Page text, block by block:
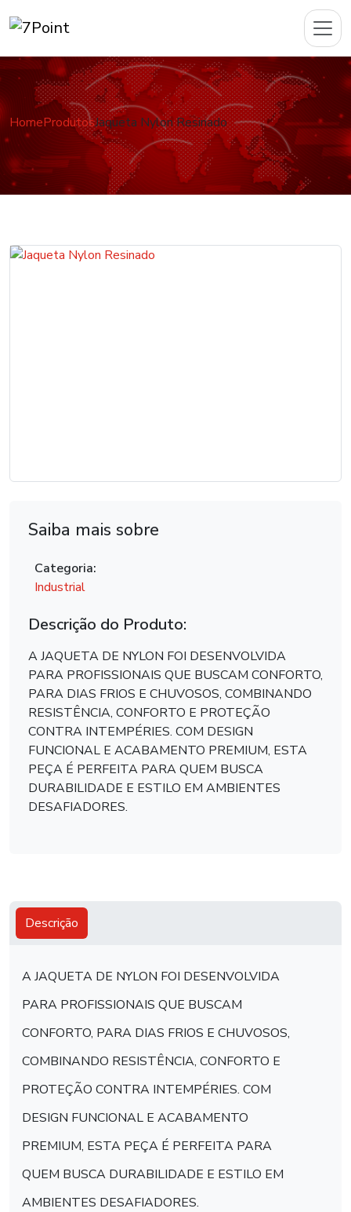
HomeProdutosJaqueta Nylon Resinado
Saiba mais sobre
Categoria:
Industrial
Descrição do Produto:
A JAQUETA DE NYLON FOI DESENVOLVIDA
PARA PROFISSIONAIS QUE BUSCAM CONFORTO,
PARA DIAS FRIOS E CHUVOSOS, COMBINANDO
RESISTÊNCIA, CONFORTO E PROTEÇÃO
CONTRA INTEMPÉRIES. COM DESIGN
FUNCIONAL E ACABAMENTO PREMIUM, ESTA
PEÇA É PERFEITA PARA QUEM BUSCA
DURABILIDADE E ESTILO EM AMBIENTES
DESAFIADORES.
Descrição
A JAQUETA DE NYLON FOI DESENVOLVIDA
PARA PROFISSIONAIS QUE BUSCAM
CONFORTO, PARA DIAS FRIOS E CHUVOSOS,
COMBINANDO RESISTÊNCIA, CONFORTO E
PROTEÇÃO CONTRA INTEMPÉRIES. COM
DESIGN FUNCIONAL E ACABAMENTO
PREMIUM, ESTA PEÇA É PERFEITA PARA
QUEM BUSCA DURABILIDADE E ESTILO EM
AMBIENTES DESAFIADORES.